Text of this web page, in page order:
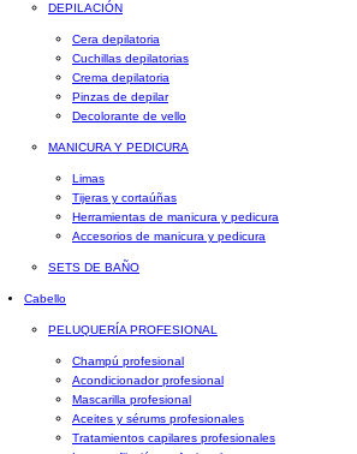
DEPILACIÓN
Cera depilatoria
Cuchillas depilatorias
Crema depilatoria
Pinzas de depilar
Decolorante de vello
MANICURA Y PEDICURA
Limas
Tijeras y cortaúñas
Herramientas de manicura y pedicura
Accesorios de manicura y pedicura
SETS DE BAÑO
Cabello
PELUQUERÍA PROFESIONAL
Champú profesional
Acondicionador profesional
Mascarilla profesional
Aceites y sérums profesionales
Tratamientos capilares profesionales